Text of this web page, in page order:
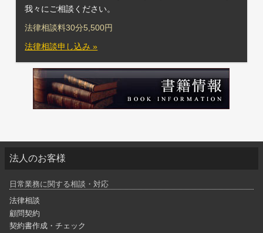
我々にご相談ください。
法律相談料30分5,500円
法律相談申し込み »
法人のお客様
日常業務に関する相談・対応
法律相談
顧問契約
契約書作成・チェック